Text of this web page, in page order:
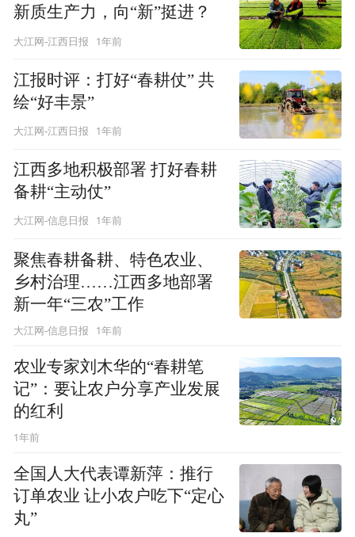
新质生产力，向“新”挺进？
大江网-江西日报 1年前
江报时评：打好“春耕仗” 共
绘“好丰景”
大江网-江西日报 1年前
江西多地积极部署 打好春耕
备耕“主动仗”
大江网-信息日报 1年前
聚焦春耕备耕、特色农业、
乡村治理……江西多地部署
新一年“三农”工作
大江网-信息日报 1年前
农业专家刘木华的“春耕笔
记”：要让农户分享产业发展
的红利
1年前
全国人大代表谭新萍：推行
订单农业 让小农户吃下“定心
丸”